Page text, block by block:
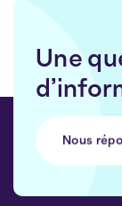
Une
Nous